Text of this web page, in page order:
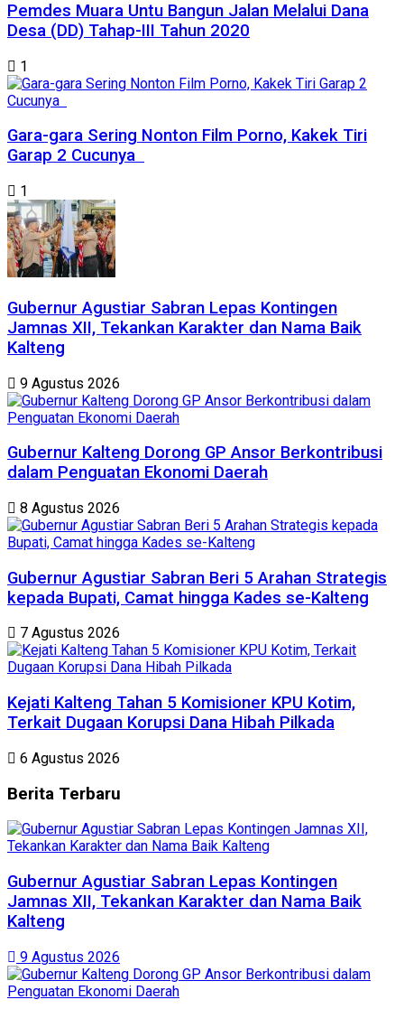
Pemdes Muara Untu Bangun Jalan Melalui Dana
Desa (DD) Tahap-III Tahun 2020
1
Gara-gara Sering Nonton Film Porno, Kakek Tiri
Garap 2 Cucunya
1
Gubernur Agustiar Sabran Lepas Kontingen
Jamnas XII, Tekankan Karakter dan Nama Baik
Kalteng
9 Agustus 2026
Gubernur Kalteng Dorong GP Ansor Berkontribusi
dalam Penguatan Ekonomi Daerah
8 Agustus 2026
Gubernur Agustiar Sabran Beri 5 Arahan Strategis
kepada Bupati, Camat hingga Kades se-Kalteng
7 Agustus 2026
Kejati Kalteng Tahan 5 Komisioner KPU Kotim,
Terkait Dugaan Korupsi Dana Hibah Pilkada
6 Agustus 2026
Berita Terbaru
Gubernur Agustiar Sabran Lepas Kontingen
Jamnas XII, Tekankan Karakter dan Nama Baik
Kalteng
9 Agustus 2026